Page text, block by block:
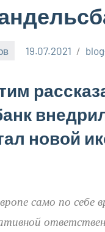
19.07.2021
новой
само по себе